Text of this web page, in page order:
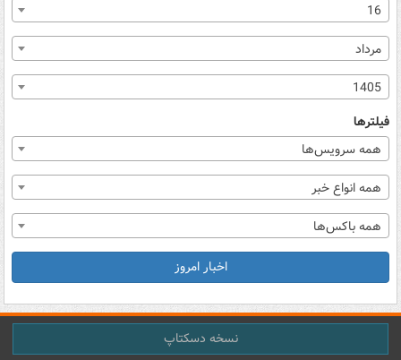
16
مرداد
1405
فیلترها
همه سرویس‌ها
همه انواع خبر
همه باکس‌ها
اخبار امروز
نسخه دسکتاپ